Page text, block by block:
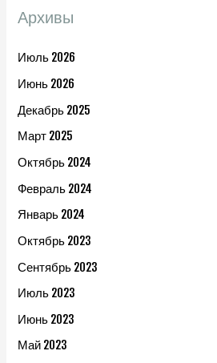
Архивы
Июль 2026
Июнь 2026
Декабрь 2025
Март 2025
Октябрь 2024
Февраль 2024
Январь 2024
Октябрь 2023
Сентябрь 2023
Июль 2023
Июнь 2023
Май 2023